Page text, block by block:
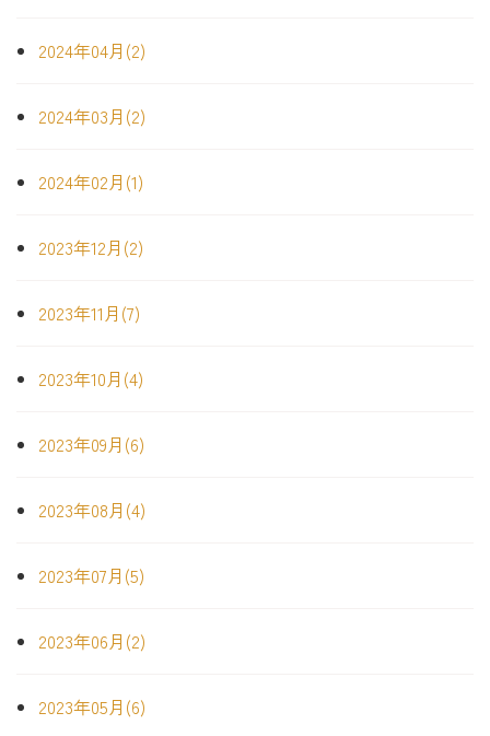
2024年04月(2)
2024年03月(2)
2024年02月(1)
2023年12月(2)
2023年11月(7)
2023年10月(4)
2023年09月(6)
2023年08月(4)
2023年07月(5)
2023年06月(2)
2023年05月(6)